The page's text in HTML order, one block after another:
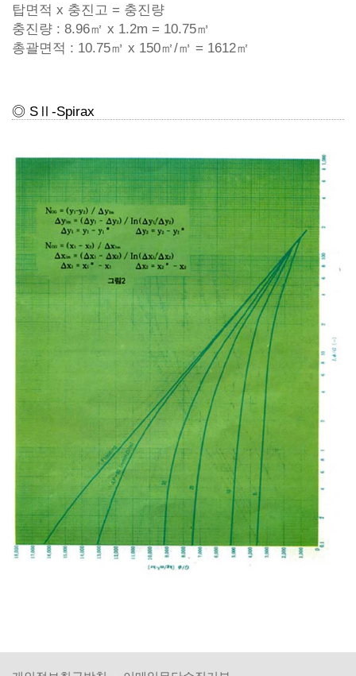
탑면적 x 충진고 = 충진량
충진량 : 8.96㎡ x 1.2m = 10.75㎥
총괄면적 : 10.75㎥ x 150㎡/㎥ = 1612㎡
◎ SⅡ-Spirax